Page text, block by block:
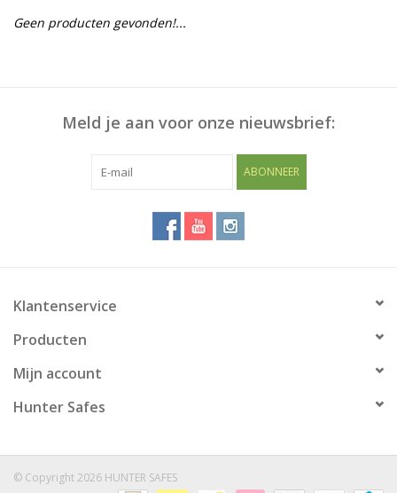
Recente projecten
Geen producten gevonden!...
Meld je aan voor onze nieuwsbrief:
ABONNEER
Klantenservice
Producten
Mijn account
Hunter Safes
© Copyright 2026 HUNTER SAFES